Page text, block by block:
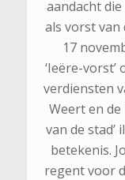
aandacht
als vorst van
17
‘Ieëre-
verdiensten
Weert en
van de
betekenis.
regent voor